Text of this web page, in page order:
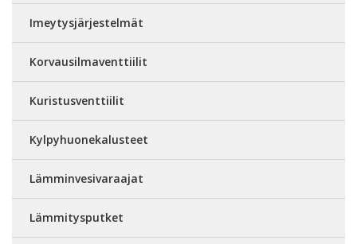
Imeytysjärjestelmät
Korvausilmaventtiilit
Kuristusventtiilit
Kylpyhuonekalusteet
Lämminvesivaraajat
Lämmitysputket